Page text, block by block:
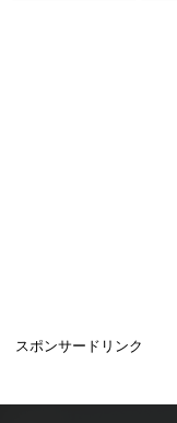
スポンサードリンク